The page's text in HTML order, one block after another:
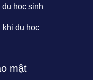
học sinh
khi du học
mật